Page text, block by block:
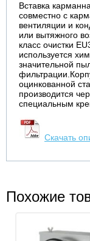
Вставка
совместно с
вентиляции и
или вытяжного
класс очистки
используется
значительной
оцинкованной
производится
специальным
Скачать
Похожие